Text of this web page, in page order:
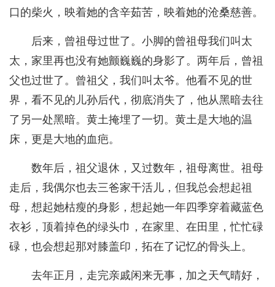
口的柴火，映着她的含辛茹苦，映着她的沧桑慈善。
后来，曾祖母过世了。小脚的曾祖母我们叫太
太，家里再也没有她颤巍巍的身影了。两年后，曾祖
父也过世了。曾祖父，我们叫太爷。他看不见的世
界，看不见的儿孙后代，彻底消失了，他从黑暗去往
了另一处黑暗。黄土掩埋了一切。黄土是大地的温
床，更是大地的血疤。
数年后，祖父退休，又过数年，祖母离世。祖母
走后，我偶尔也去三爸家干活儿，但我总会想起祖
母，想起她枯瘦的身影，想起她一年四季穿着藏蓝色
衣衫，顶着掉色的绿头巾，在家里、在田里，忙忙碌
碌，也会想起那对膝盖印，拓在了记忆的骨头上。
去年正月，走完亲戚闲来无事，加之天气晴好，